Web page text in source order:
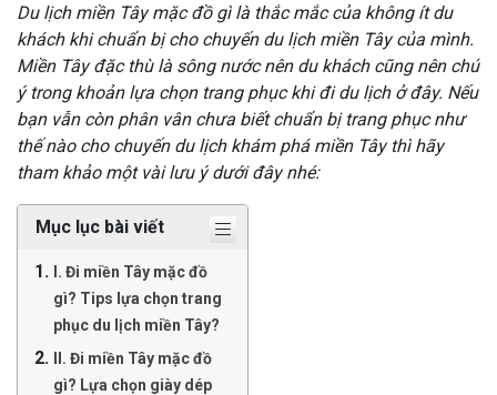
Du lịch miền Tây mặc đồ gì là thắc mắc của không ít du
khách khi chuẩn bị cho chuyến du lịch miền Tây của mình.
Miền Tây đặc thù là sông nước nên du khách cũng nên chú
ý trong khoản lựa chọn trang phục khi đi du lịch ở đây. Nếu
bạn vẫn còn phân vân chưa biết chuẩn bị trang phục như
thế nào cho chuyến du lịch khám phá miền Tây thì hãy
tham khảo một vài lưu ý dưới đây nhé:
Mục lục bài viết
I. Đi miền Tây mặc đồ
gì? Tips lựa chọn trang
phục du lịch miền Tây?
II. Đi miền Tây mặc đồ
gì? Lựa chọn giày dép